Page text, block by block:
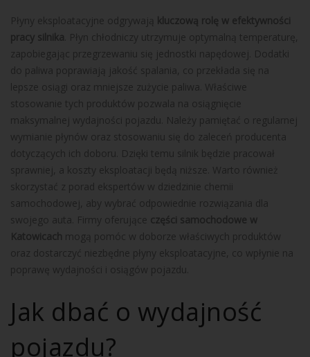
Płyny eksploatacyjne odgrywają kluczową rolę w efektywności
pracy silnika . Płyn chłodniczy utrzymuje optymalną temperaturę,
zapobiegając przegrzewaniu się jednostki napędowej. Dodatki
do paliwa poprawiają jakość spalania, co przekłada się na
lepsze osiągi oraz mniejsze zużycie paliwa. Właściwe
stosowanie tych produktów pozwala na osiągnięcie
maksymalnej wydajności pojazdu. Należy pamiętać o regularnej
wymianie płynów oraz stosowaniu się do zaleceń producenta
dotyczących ich doboru. Dzięki temu silnik będzie pracował
sprawniej, a koszty eksploatacji będą niższe. Warto również
skorzystać z porad ekspertów w dziedzinie chemii
samochodowej, aby wybrać odpowiednie rozwiązania dla
swojego auta. Firmy oferujące części samochodowe w
Katowicach mogą pomóc w doborze właściwych produktów
oraz dostarczyć niezbędne płyny eksploatacyjne, co wpłynie na
poprawę wydajności i osiągów pojazdu.
Jak dbać o wydajność
pojazdu?